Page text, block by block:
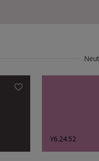
Y6.24.52